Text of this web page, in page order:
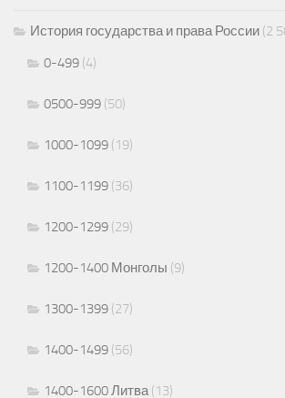
История государства и права России (2
0-499 (4)
0500-999 (50)
1000-1099 (19)
1100-1199 (36)
1200-1299 (29)
1200-1400 Монголы (9)
1300-1399 (27)
1400-1499 (56)
1400-1600 Литва(13)